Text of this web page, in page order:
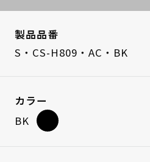
製品品番
S・CS-H809・AC・BK
カラー
BK